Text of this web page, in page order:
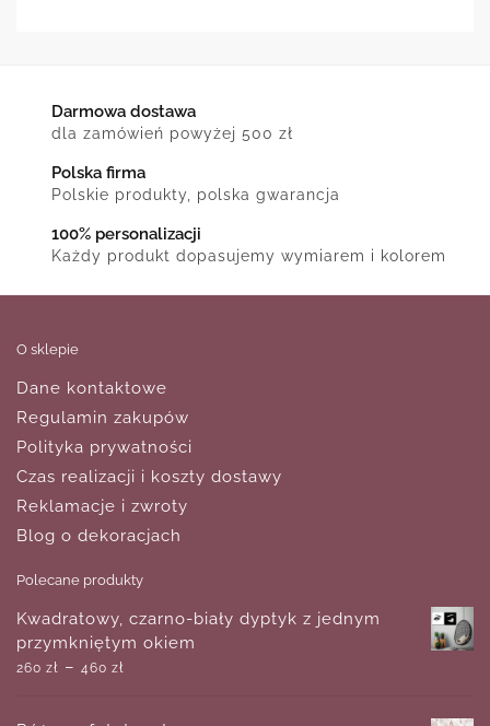
Darmowa dostawa
dla zamówień powyżej 500 zł
Polska firma
Polskie produkty, polska gwarancja
100% personalizacji
Każdy produkt dopasujemy wymiarem i kolorem
O sklepie
Dane kontaktowe
Regulamin zakupów
Polityka prywatności
Czas realizacji i koszty dostawy
Reklamacje i zwroty
Blog o dekoracjach
Polecane produkty
Kwadratowy, czarno-biały dyptyk z jednym
przymkniętym okiem
260 zł – 460 zł